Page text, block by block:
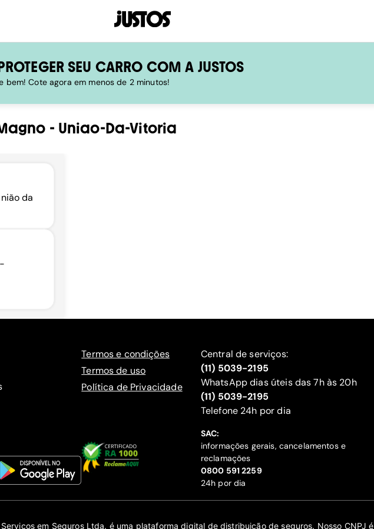
SEU CARRO COM A JUSTOS
bem! Cote agora em menos de 2 minutos!
- Uniao-Da-Vitoria
da
Termos e condições
Termos de uso
Política de Privacidade
Central de serviços:
(11) 5039-2195
WhatsApp dias úteis das 7h às 20h
(11) 5039-2195
‍Telefone 24h por dia
SAC:
informações gerais, cancelamentos e
reclamações
‍0800 591 2259
24h por dia
em Seguros Ltda. é uma plataforma digital de distribuição de seguros. Nosso CNPJ é